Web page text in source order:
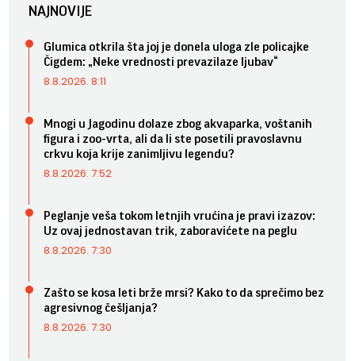
NAJNOVIJE
Glumica otkrila šta joj je donela uloga zle policajke
Čigdem: „Neke vrednosti prevazilaze ljubav“
8.8.2026. 8:11
Mnogi u Jagodinu dolaze zbog akvaparka, voštanih
figura i zoo-vrta, ali da li ste posetili pravoslavnu
crkvu koja krije zanimljivu legendu?
8.8.2026. 7:52
Peglanje veša tokom letnjih vrućina je pravi izazov:
Uz ovaj jednostavan trik, zaboravićete na peglu
8.8.2026. 7:30
Zašto se kosa leti brže mrsi? Kako to da sprečimo bez
agresivnog češljanja?
8.8.2026. 7:30